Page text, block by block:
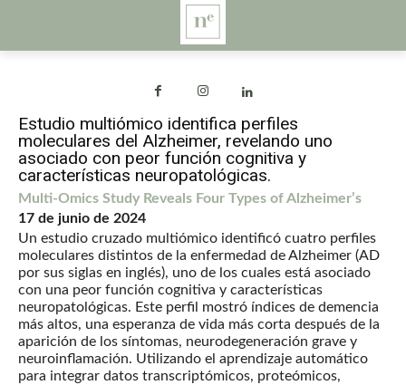
Estudio multiómico identifica perfiles
moleculares del Alzheimer, revelando uno
asociado con peor función cognitiva y
características neuropatológicas.
Multi-Omics Study Reveals Four Types of Alzheimer’s
17 de junio de 2024
Un estudio cruzado multiómico identificó cuatro perfiles
moleculares distintos de la enfermedad de Alzheimer (AD
por sus siglas en inglés), uno de los cuales está asociado
con una peor función cognitiva y características
neuropatológicas. Este perfil mostró índices de demencia
más altos, una esperanza de vida más corta después de la
aparición de los síntomas, neurodegeneración grave y
neuroinflamación. Utilizando el aprendizaje automático
para integrar datos transcriptómicos, proteómicos,